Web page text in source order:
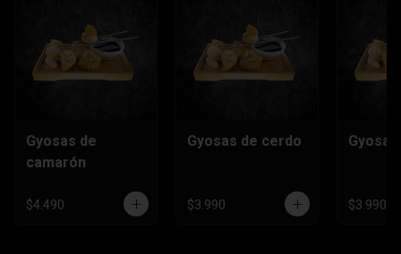
Gyosas de
camarón
$4.490
Gyosas de cerdo
$3.990 $3.990